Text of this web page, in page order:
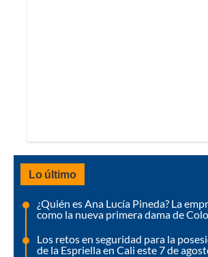
Lo último
¿Quién es Ana Lucía Pineda? La
como la nueva primera dama de
Los retos en seguridad para la
de la Espriella en Cali este 7 de